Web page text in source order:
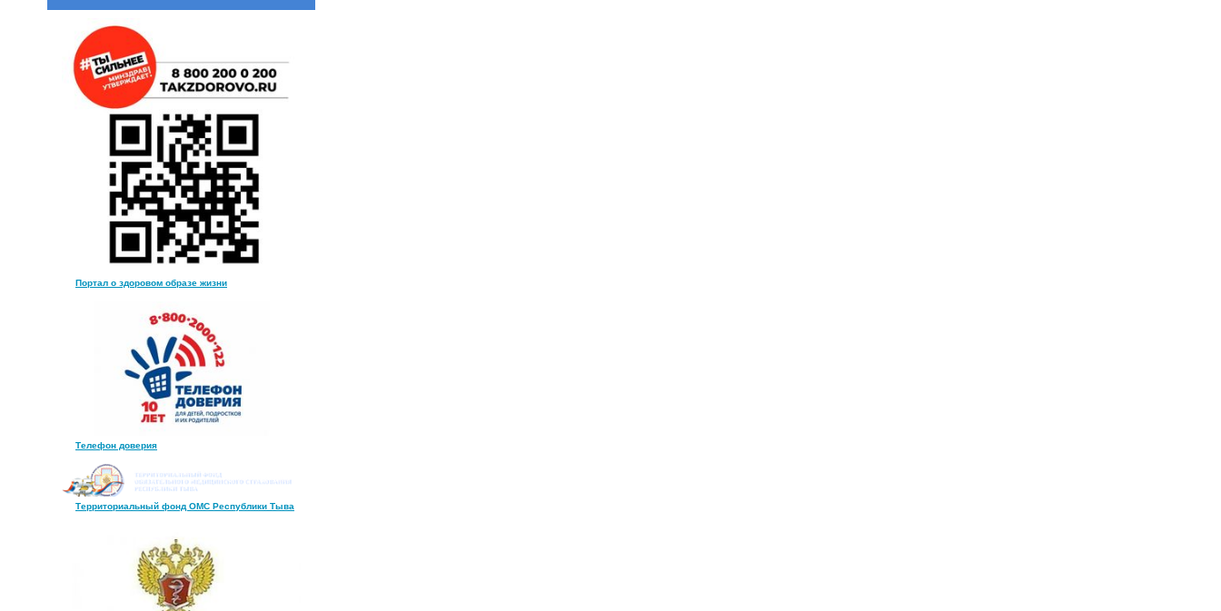
Портал о здоровом образе жизни
Телефон доверия
Территориальный фонд ОМС Республики Тыва